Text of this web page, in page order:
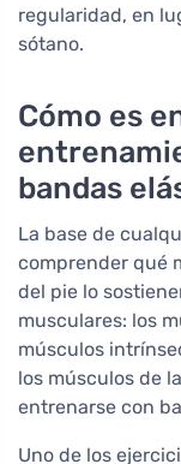
regularidad, en
sótano.
Cómo es
bandas
La base de
comprender qué
del pie lo
musculares: los
músculos
los músculos de
entrenarse con
Uno de los